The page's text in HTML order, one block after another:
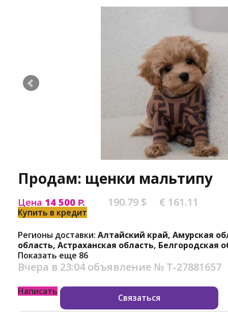
Продам: щенки мальтипу
Цена 14 500 Р. 190.79 $ € 161.11
Купить в кредит
Регионы доставки: Алтайский край, Амурская
область, Астраханская область, Белгородская
Показать еще 86
Вчера в 23:04объявление № Т-27881657
Написать
Связаться